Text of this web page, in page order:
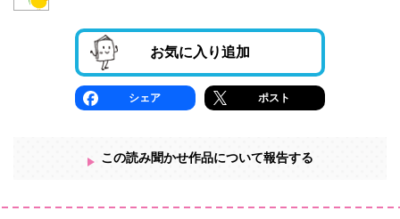
お気に入り追加
シェア ポスト
この読み聞かせ作品について報告する